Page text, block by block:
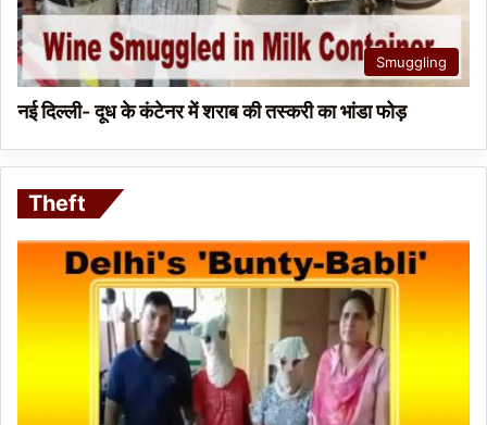
Smuggling
नई दिल्ली- दूध के कंटेनर में शराब की तस्करी का भांडा फोड़
Theft